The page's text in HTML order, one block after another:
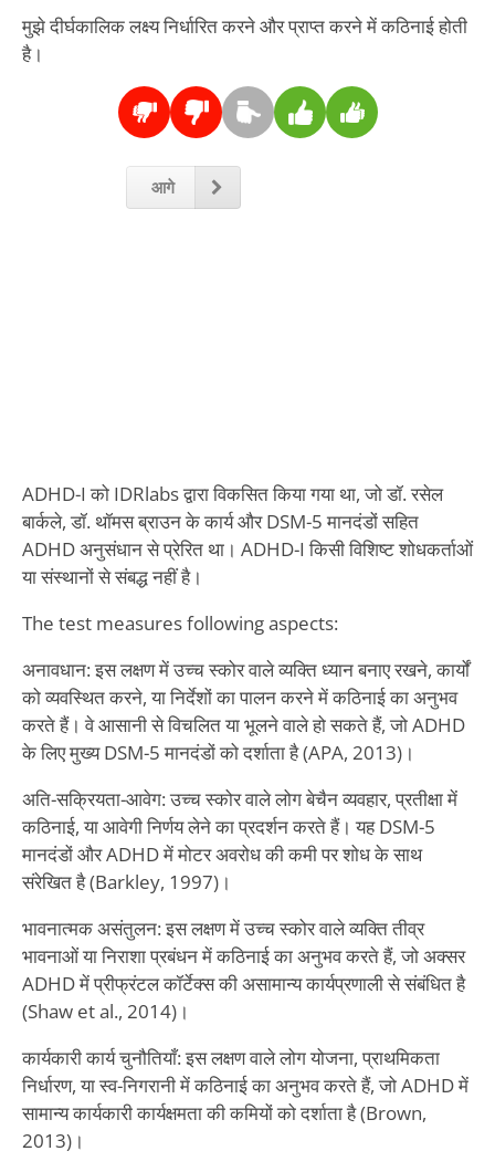
मुझे दीर्घकालिक लक्ष्य निर्धारित करने और प्राप्त करने में कठिनाई होती
है।
आगे
ADHD-I को IDRlabs द्वारा विकसित किया गया था, जो डॉ. रसेल
बार्कले, डॉ. थॉमस ब्राउन के कार्य और DSM-5 मानदंडों सहित
ADHD अनुसंधान से प्रेरित था। ADHD-I किसी विशिष्ट शोधकर्ताओं
या संस्थानों से संबद्ध नहीं है।
The test measures following aspects:
अनावधान: इस लक्षण में उच्च स्कोर वाले व्यक्ति ध्यान बनाए रखने, कार्यों
को व्यवस्थित करने, या निर्देशों का पालन करने में कठिनाई का अनुभव
करते हैं। वे आसानी से विचलित या भूलने वाले हो सकते हैं, जो ADHD
के लिए मुख्य DSM-5 मानदंडों को दर्शाता है (APA, 2013)।
अति-सक्रियता-आवेग: उच्च स्कोर वाले लोग बेचैन व्यवहार, प्रतीक्षा में
कठिनाई, या आवेगी निर्णय लेने का प्रदर्शन करते हैं। यह DSM-5
मानदंडों और ADHD में मोटर अवरोध की कमी पर शोध के साथ
संरेखित है (Barkley, 1997)।
भावनात्मक असंतुलन: इस लक्षण में उच्च स्कोर वाले व्यक्ति तीव्र
भावनाओं या निराशा प्रबंधन में कठिनाई का अनुभव करते हैं, जो अक्सर
ADHD में प्रीफ्रंटल कॉर्टेक्स की असामान्य कार्यप्रणाली से संबंधित है
(Shaw et al., 2014)।
कार्यकारी कार्य चुनौतियाँ: इस लक्षण वाले लोग योजना, प्राथमिकता
निर्धारण, या स्व-निगरानी में कठिनाई का अनुभव करते हैं, जो ADHD में
सामान्य कार्यकारी कार्यक्षमता की कमियों को दर्शाता है (Brown,
2013)।